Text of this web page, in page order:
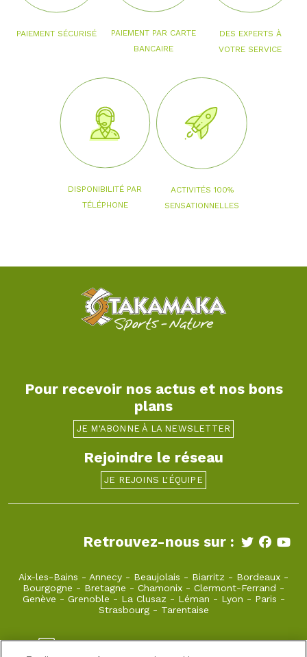
PAIEMENT SÉCURISÉ
PAIEMENT PAR CARTE
BANCAIRE
DES EXPERTS À
VOTRE SERVICE
DISPONIBILITÉ PAR
TÉLÉPHONE
ACTIVITÉS 100%
SENSATIONNELLES
Pour recevoir nos actus et nos bons
plans
JE M'ABONNE À LA NEWSLETTER
Rejoindre le réseau
JE REJOINS L'ÉQUIPE
Retrouvez-nous sur :
Aix-les-Bains - Annecy - Beaujolais - Biarritz - Bordeaux -
Bourgogne - Bretagne - Chamonix - Clermont-Ferrand -
Genève - Grenoble - La Clusaz - Léman - Lyon - Paris -
Strasbourg- Tarentaise
beaujolais@takamaka.fr